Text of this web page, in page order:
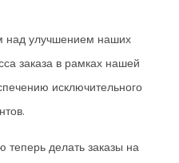
над улучшением наших
заказа в рамках нашей
исключительного
теперь делать заказы на